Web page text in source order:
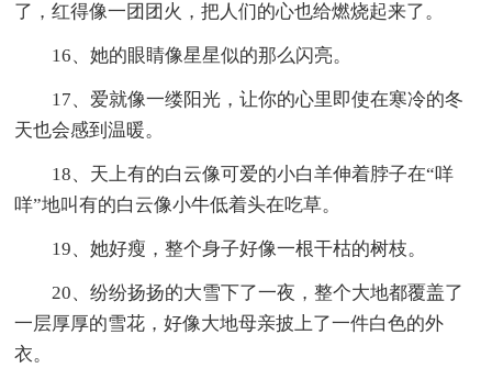
了，红得像一团团火，把人们的心也给燃烧起来了。
16、她的眼睛像星星似的那么闪亮。
17、爱就像一缕阳光，让你的心里即使在寒冷的冬
天也会感到温暖。
18、天上有的白云像可爱的小白羊伸着脖子在“咩
咩”地叫有的白云像小牛低着头在吃草。
19、她好瘦，整个身子好像一根干枯的树枝。
20、纷纷扬扬的大雪下了一夜，整个大地都覆盖了
一层厚厚的雪花，好像大地母亲披上了一件白色的外
衣。